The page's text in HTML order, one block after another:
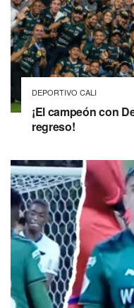
DEPORTIVO CALI
¡El campeón con
regreso!